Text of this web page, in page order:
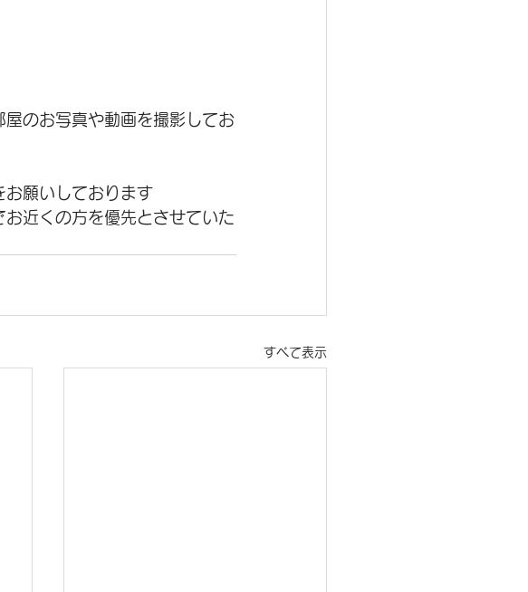
のお写真や動画を撮影してお
願いしております
近くの方を優先とさせていた
すべて表示